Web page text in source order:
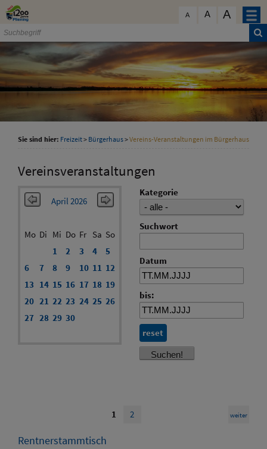
Zum Inhalt
A A A
Sie sind hier: Freizeit> Bürgerhaus>Vereins-Veranstaltungen im Bürgerhaus
Vereinsveranstaltungen
April 2026
Mo Di Mi Do Fr Sa So
1
2 3 4
5
6
7 8 9 10 11 12
13 14 15 16 17 18 19
20 21 22 23 24 25 26
27 28 29 30
Kategorie
Suchwort
Datum
bis:
reset
1 2 weiter
Rentnerstammtisch
schließen